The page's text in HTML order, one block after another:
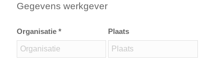
Gegevens werkgever
Organisatie * Plaats